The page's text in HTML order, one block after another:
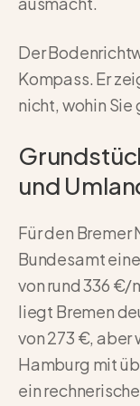
Der
Kompass. Er
nicht, wohin Sie
und
Für den
Bundesamt
von rund 336 €/
liegt Bremen
von 273 €, aber
Hamburg mit
ein